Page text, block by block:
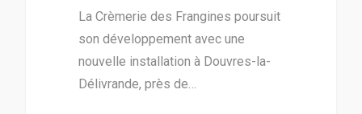
La Crèmerie des Frangines poursuit
son développement avec une
nouvelle installation à Douvres-la-
Délivrande, près de…